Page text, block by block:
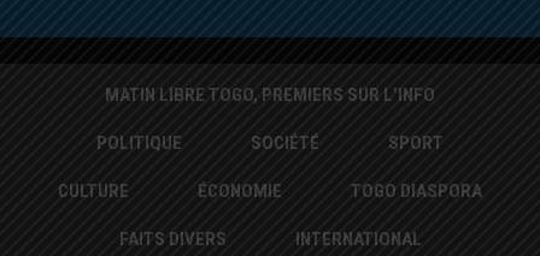
MATIN LIBRE TOGO, PREMIERS SUR L’INFO
POLITIQUE SOCIÉTÉ SPORT
CULTURE ÉCONOMIE TOGO DIASPORA
FAITS DIVERS INTERNATIONAL